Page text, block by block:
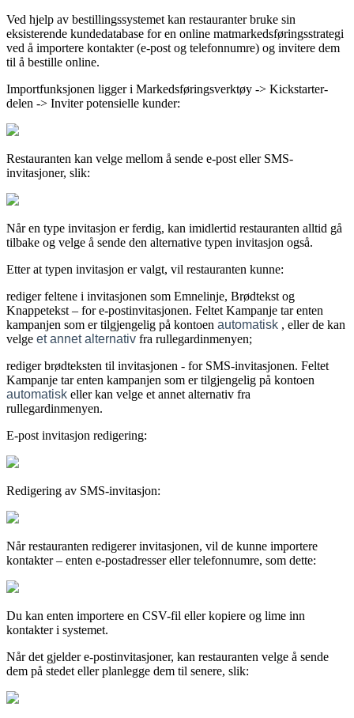
Ved hjelp av bestillingssystemet kan restauranter bruke sin
eksisterende kundedatabase for en online matmarkedsføringsstrategi
ved å importere kontakter (e-post og telefonnumre) og invitere dem
til å bestille online.
Importfunksjonen ligger i Markedsføringsverktøy -> Kickstarter-
delen -> Inviter potensielle kunder:
Restauranten kan velge mellom å sende e-post eller SMS-
invitasjoner, slik:
Når en type invitasjon er ferdig, kan imidlertid restauranten alltid gå
tilbake og velge å sende den alternative typen invitasjon også.
Etter at typen invitasjon er valgt, vil restauranten kunne:
rediger feltene i invitasjonen som Emnelinje, Brødtekst og
Knappetekst – for e-postinvitasjonen. Feltet Kampanje tar enten
kampanjen som er tilgjengelig på kontoen automatisk , eller de kan
velge et annet alternativ fra rullegardinmenyen;
rediger brødteksten til invitasjonen - for SMS-invitasjonen. Feltet
Kampanje tar enten kampanjen som er tilgjengelig på kontoen
automatisk eller kan velge et annet alternativ fra
rullegardinmenyen.
E-post invitasjon redigering:
Redigering av SMS-invitasjon:
Når restauranten redigerer invitasjonen, vil de kunne importere
kontakter – enten e-postadresser eller telefonnumre, som dette:
Du kan enten importere en CSV-fil eller kopiere og lime inn
kontakter i systemet.
Når det gjelder e-postinvitasjoner, kan restauranten velge å sende
dem på stedet eller planlegge dem til senere, slik: